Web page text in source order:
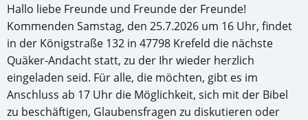
Hallo liebe Freunde und Freunde der Freunde!
Kommenden Samstag, den 25.7.2026 um 16 Uhr, findet
in der Königstraße 132 in 47798 Krefeld die nächste
Quäker-Andacht statt, zu der Ihr wieder herzlich
eingeladen seid. Für alle, die möchten, gibt es im
Anschluss ab 17 Uhr die Möglichkeit, sich mit der Bibel
zu beschäftigen, Glaubensfragen zu diskutieren oder